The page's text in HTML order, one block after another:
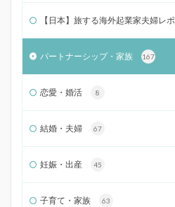
【日本】旅する海外起業家夫婦レポ
パートナーシップ・家族 167
恋愛・婚活 8
結婚・夫婦 67
妊娠・出産 45
子育て・家族 63